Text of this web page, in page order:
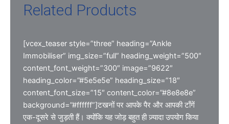
Related Products
[vcex_teaser style=”three” heading=”Ankle
Immobiliser” img_size=”full” heading_weight=”500″
content_font_weight=”300″ image=”9622″
heading_color=”#5e5e5e” heading_size=”18″
content_font_size=”15″ content_color=”#8e8e8e”
background=”#ffffff”]टखनों पर आपके पैर और आपकी टाँगें
एक-दूसरे से जुड़ती हैं। क्योंकि यह जोड़ बहुत ही ज़्यादा उपयोग किया